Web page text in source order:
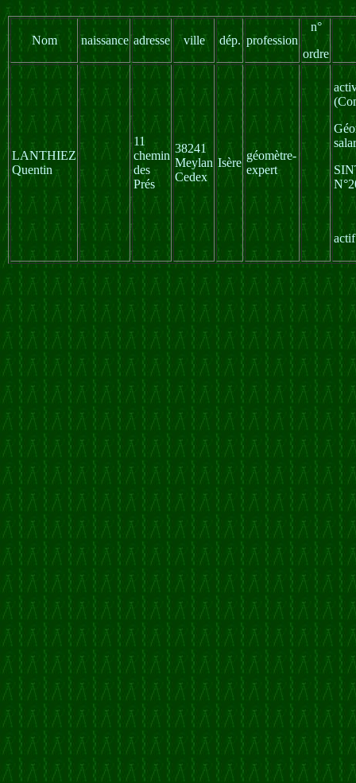
Nom naissance adresse ville dép. profession
n°
ordre
LANTHIEZ
Quentin
11
chemin
des
Prés
38241
Meylan
Cedex
Isère
géomètre-
expert